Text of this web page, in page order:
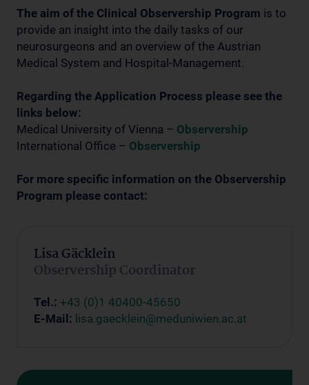
The aim of the Clinical Observership Program is to
provide an insight into the daily tasks of our
neurosurgeons and an overview of the Austrian
Medical System and Hospital-Management.
Regarding the Application Process please see the
links below:
Medical University of Vienna – Observership
International Office – Observership
For more specific information on the Observership
Program please contact:
Lisa Gäcklein
Observership Coordinator
Tel.: +43 (0)1 40400-45650
E-Mail: lisa.gaecklein@meduniwien.ac.at